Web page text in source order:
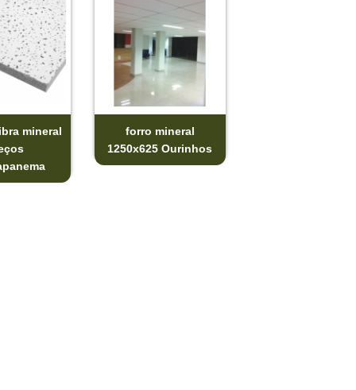
mineral
forro mineral
1250x625 Ourinhos